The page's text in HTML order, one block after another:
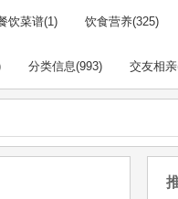
饮菜谱(1) 饮食营养(325)
分类信息(993) 交友相亲